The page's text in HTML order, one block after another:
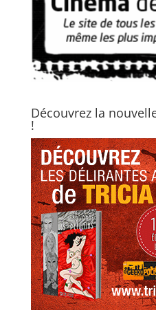
Découvrez la
!